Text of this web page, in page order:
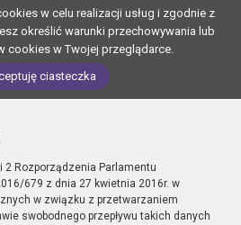
w celu realizacji usług i zgodnie z
określić warunki przechowywania lub
cookies w Twojej przeglądarce.
ciasteczka
2 Rozporządzenia Parlamentu
679 z dnia 27 kwietnia 2016r. w
w związku z przetwarzaniem
swobodnego przepływu takich danych